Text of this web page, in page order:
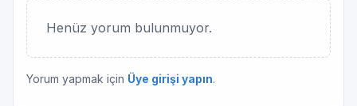
Henüz yorum bulunmuyor.
Yorum yapmak için Üye girişi yapın.